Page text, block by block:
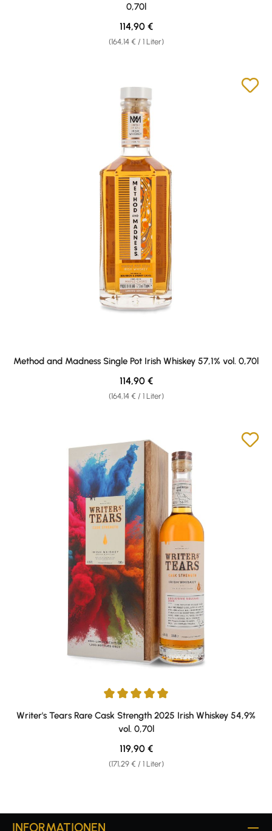
0,70l
(164,14 € / 1 Liter)
Regulärer Preis:
114,90 €
Method and Madness Single Pot Irish Whiskey 57,1% vol. 0,70l
(164,14 € / 1 Liter)
Regulärer Preis:
114,90 €
Durchschnittliche Bewertung von 5 von 5 Sternen
Writer's Tears Rare Cask Strength 2025 Irish Whiskey 54,9%
vol. 0,70l
(171,29 € / 1 Liter)
Regulärer Preis:
119,90 €
INFORMATIONEN